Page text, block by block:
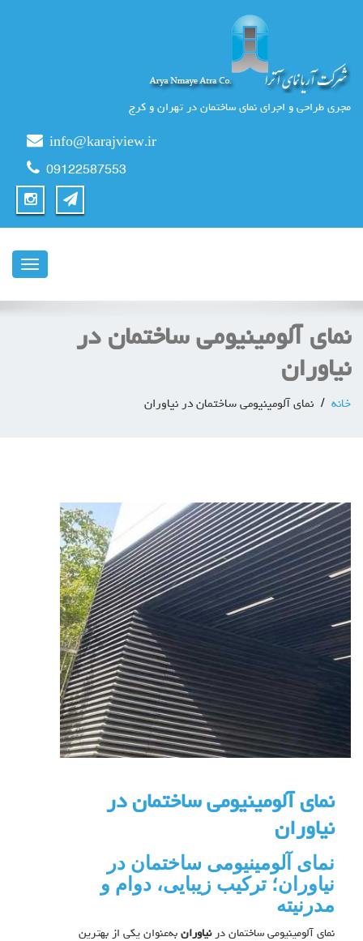
مجری طراحی و اجرای نمای ساختمان در تهران و کرج
info@karajview.ir
09122587553
ناوبری
نمای آلومینیومی ساختمان در
نیاوران
خانه نمای آلومینیومی ساختمان در نیاوران
نمای آلومینیومی ساختمان در
نیاوران
نمای آلومینیومی ساختمان در
نیاوران؛ ترکیب زیبایی، دوام و
مدرنیته
نمای آلومینیومی ساختمان درنیاوران به‌عنوان یکی از بهترین